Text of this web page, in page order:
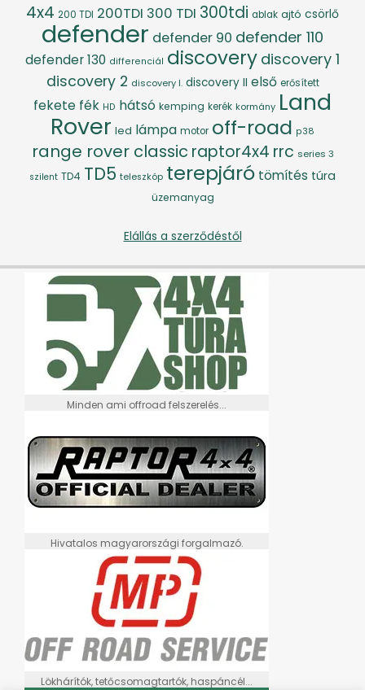
4x4 200 TDI 200TDI 300 TDI 300tdi ablak ajtó csörlő
defender defender 90 defender 110
defender 130 differenciál discovery discovery 1
discovery 2 discovery I. discovery II első erősített
fekete fék HD hátsó kemping kerék kormány Land
Rover led lámpa motor off-road p38
range rover classic raptor4x4 rrc series 3
szilent TD4 TD5 teleszkóp terepjáró tömítés túra
üzemanyag
Elállás a szerződéstől
Minden ami offroad felszerelés...
Hivatalos magyarországi forgalmazó.
Lökhárítók, tetőcsomagtartók, haspáncél...